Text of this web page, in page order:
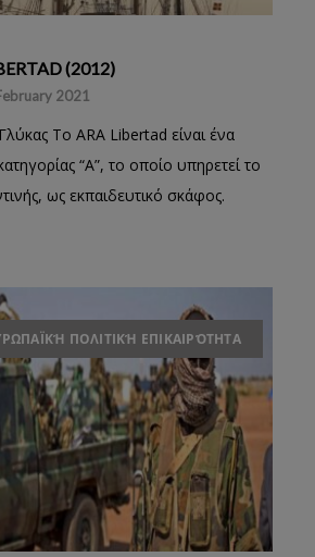
(2012)
2021
Το ARA Libertad είναι ένα
“A”, το οποίο υπηρετεί το
ως εκπαιδευτικό σκάφος.
ΠΟΛΙΤΙΚΉ ΕΠΙΚΑΙΡΌΤΗΤΑ